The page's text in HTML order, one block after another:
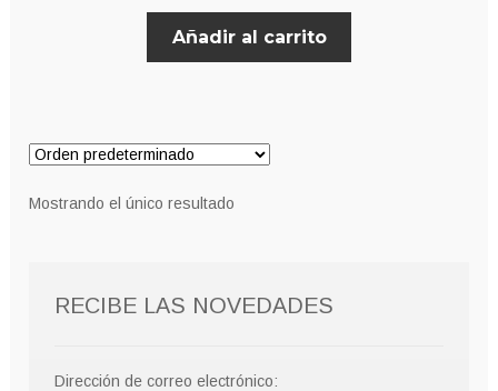
Añadir al carrito
Mostrando el único resultado
RECIBE LAS NOVEDADES
Dirección de correo electrónico: